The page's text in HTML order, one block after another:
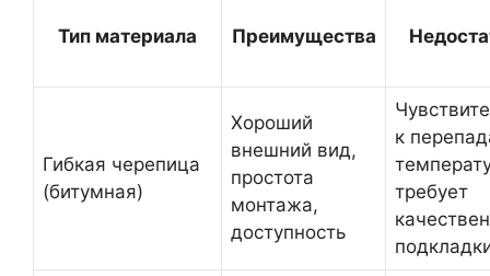
Тип материала Преимущества
Гибкая черепица
(битумная)
Хороший
внешний вид,
простота
монтажа,
доступность
к
требует